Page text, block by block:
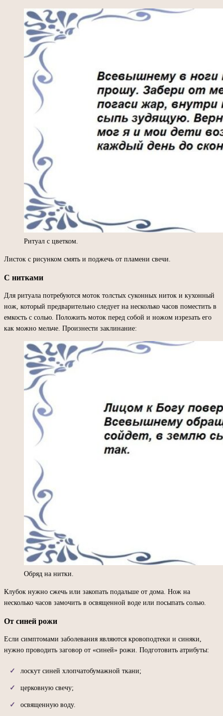
Ритуал с цветком.
Листок с рисунком смять и поджечь от пламени свечи.
С нитками
Для ритуала потребуются моток толстых суконных ниток и кухонный
нож, который предварительно следует на несколько часов поместить в
емкость с солью. Положить моток перед собой и ножом изрезать его
как можно мельче. Произнести заклинание:
Обряд на нитки.
Клубок нужно сжечь или закопать подальше от дома. Нож на
несколько часов замочить в освященной воде или посыпать солью.
От синей рожи
Если симптомами заболевания являются кровоподтеки и синяки,
нужно проводить заговор от «синей» рожи. Подготовить атрибуты:
лоскут синей хлопчатобумажной ткани;
церковную свечу;
освященную воду.